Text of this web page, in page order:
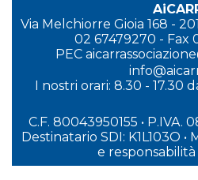
Via Melchiorre Gioia 168 -
02 67479270 - Fax
PEC
I nostri orari: 8.30 - 17.30
C.F. 80043950155 • P.IVA.
Destinatario SDI: K1L103O •
e responsabilità